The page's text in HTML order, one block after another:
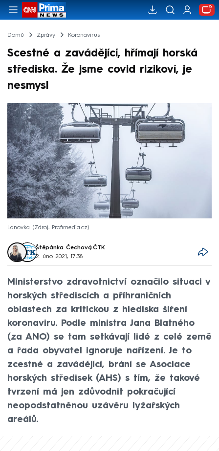
Domů Zprávy Koronavirus
Scestné a zavádějící, hřímají horská
střediska. Že jsme covid rizikoví, je
nesmysl
Lanovka Zdroj: Profimedia.cz
Štěpánka Čechová, ČTK
2. úno 2021, 17:38
Ministerstvo zdravotnictví označilo situaci v
horských střediscích a příhraničních
oblastech za kritickou z hlediska šíření
koronaviru. Podle ministra Jana Blatného
(za ANO) se tam setkávají lidé z celé země
a řada obyvatel ignoruje nařízení. Je to
zcestné a zavádějící, brání se Asociace
horských středisek (AHS) s tím, že takové
tvrzení má jen zdůvodnit pokračující
neopodstatněnou uzávěru lyžařských
areálů.